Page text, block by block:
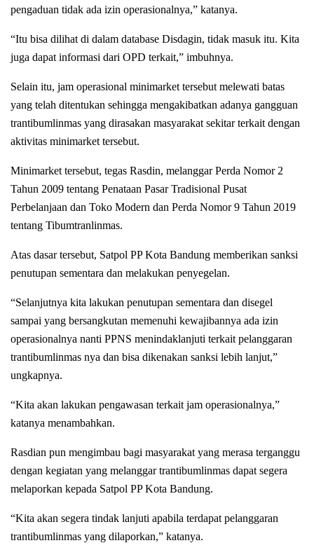
pengaduan tidak ada izin operasionalnya,” katanya.
“Itu bisa dilihat di dalam database Disdagin, tidak masuk itu. Kita
juga dapat informasi dari OPD terkait,” imbuhnya.
Selain itu, jam operasional minimarket tersebut melewati batas
yang telah ditentukan sehingga mengakibatkan adanya gangguan
trantibumlinmas yang dirasakan masyarakat sekitar terkait dengan
aktivitas minimarket tersebut.
Minimarket tersebut, tegas Rasdin, melanggar Perda Nomor 2
Tahun 2009 tentang Penataan Pasar Tradisional Pusat
Perbelanjaan dan Toko Modern dan Perda Nomor 9 Tahun 2019
tentang Tibumtranlinmas.
Atas dasar tersebut, Satpol PP Kota Bandung memberikan sanksi
penutupan sementara dan melakukan penyegelan.
“Selanjutnya kita lakukan penutupan sementara dan disegel
sampai yang bersangkutan memenuhi kewajibannya ada izin
operasionalnya nanti PPNS menindaklanjuti terkait pelanggaran
trantibumlinmas nya dan bisa dikenakan sanksi lebih lanjut,”
ungkapnya.
“Kita akan lakukan pengawasan terkait jam operasionalnya,”
katanya menambahkan.
Rasdian pun mengimbau bagi masyarakat yang merasa terganggu
dengan kegiatan yang melanggar trantibumlinmas dapat segera
melaporkan kepada Satpol PP Kota Bandung.
“Kita akan segera tindak lanjuti apabila terdapat pelanggaran
trantibumlinmas yang dilaporkan,” katanya.